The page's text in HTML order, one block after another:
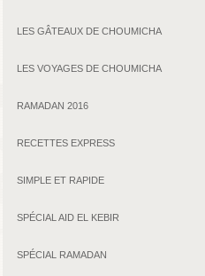
LES GÂTEAUX DE CHOUMICHA
LES VOYAGES DE CHOUMICHA
RAMADAN 2016
RECETTES EXPRESS
SIMPLE ET RAPIDE
SPÉCIAL AID EL KEBIR
SPÉCIAL RAMADAN